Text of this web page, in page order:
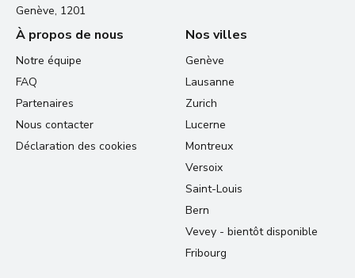
Genève, 1201
À propos de nous
Notre équipe
FAQ
Partenaires
Nous contacter
Déclaration des cookies
Nos villes
Genève
Lausanne
Zurich
Lucerne
Montreux
Versoix
Saint-Louis
Bern
Vevey - bientôt disponible
Fribourg